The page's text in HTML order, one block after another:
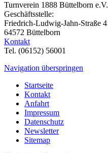
Turnverein 1888 Büttelborn e.V.
Geschäftsstelle:
Friedrich-Ludwig-Jahn-Straße 4
64572 Büttelborn
Kontakt
Tel. (06152) 56001
Navigation überspringen
Startseite
Kontakt
Anfahrt
Impressum
Datenschutz
Newsletter
Sitemap